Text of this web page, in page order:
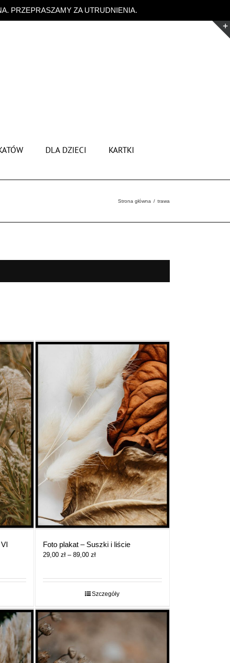
PRZEPRASZAMY ZA UTRUDNIENIA.
DLA DZIECI KARTKI
Strona główna trawa
Foto plakat – Suszki i liście
29,00 zł – 89,00 złZakres
29,00 zł
do
Szczegóły